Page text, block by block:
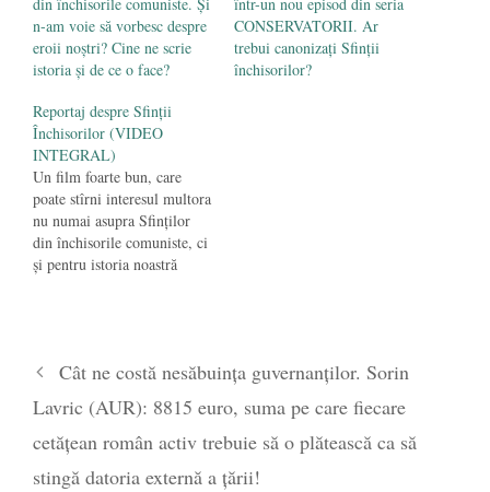
n-am voie să vorbesc despre
eroii noștri? Cine ne scrie
istoria și de ce o face?
CONSERVATORII. Ar
trebui canonizați Sfinții
închisorilor?
Reportaj despre Sfinţii
Închisorilor (VIDEO
INTEGRAL)
Un film foarte bun, care
poate stîrni interesul multora
nu numai asupra Sfinţilor
din închisorile comuniste, ci
şi pentru istoria noastră
Legionară s-a vorbit puţin în
căci altminteri…
Cât ne costă nesăbuința guvernanților. Sorin
Lavric (AUR): 8815 euro, suma pe care fiecare
cetățean român activ trebuie să o plătească ca să
stingă datoria externă a țării!